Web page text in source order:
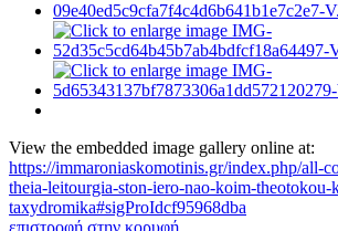
View the embedded image gallery online at:
https://immaroniaskomotinis.gr/index.php/all-
theia-leitourgia-ston-iero-nao-koim-theotokou-
taxydromika#sigProIdcf95968dba
επιστροφή στην κορυφή